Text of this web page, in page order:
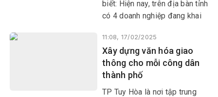
biết: Hiện nay, trên địa bàn tỉnh
có 4 doanh nghiệp đang khai
bằng xe buýt, gồm: Công ty
TNHH VT&DL Cúc Tư, Công ty
TNHH MTV Lý Anh Tuấn, Công
ty TNHH Quyết Thắng, Xí
nghiệp xe buýt Quy Nhơn.
11:08, 17/02/2025
Xây dựng văn hóa giao
thông cho mỗi công dân
thành phố
TP Tuy Hòa là nơi tập trung